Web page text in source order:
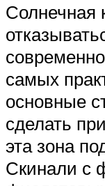
Солнечная
самых
основные
сделать
эта зона
Скинали с